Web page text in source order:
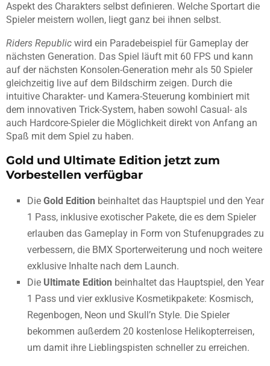
Aspekt des Charakters selbst definieren. Welche Sportart die
Spieler meistern wollen, liegt ganz bei ihnen selbst.
Riders Republic wird ein Paradebeispiel für Gameplay der
nächsten Generation. Das Spiel läuft mit 60 FPS und kann
auf der nächsten Konsolen-Generation mehr als 50 Spieler
gleichzeitig live auf dem Bildschirm zeigen. Durch die
intuitive Charakter- und Kamera-Steuerung kombiniert mit
dem innovativen Trick-System, haben sowohl Casual- als
auch Hardcore-Spieler die Möglichkeit direkt von Anfang an
Spaß mit dem Spiel zu haben.
Gold und Ultimate Edition jetzt zum
Vorbestellen verfügbar
Die Gold Edition beinhaltet das Hauptspiel und den Year
1 Pass, inklusive exotischer Pakete, die es dem Spieler
erlauben das Gameplay in Form von Stufenupgrades zu
verbessern, die BMX Sporterweiterung und noch weitere
exklusive Inhalte nach dem Launch.
Die Ultimate Edition beinhaltet das Hauptspiel, den Year
1 Pass und vier exklusive Kosmetikpakete: Kosmisch,
Regenbogen, Neon und Skull’n Style. Die Spieler
bekommen außerdem 20 kostenlose Helikopterreisen,
um damit ihre Lieblingspisten schneller zu erreichen.